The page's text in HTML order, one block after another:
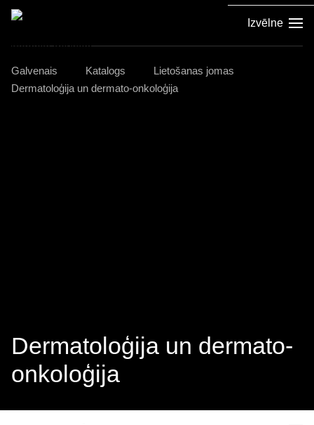
Izvēlne
Galvenais Katalogs
Lietošanas jomas
Dermatoloģija un dermato-onkoloģija
Dermatoloģija un dermato-
onkoloģija